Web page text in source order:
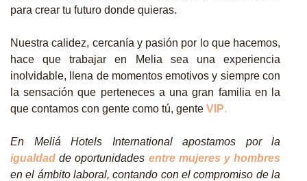
para crear tu futuro donde quieras.
Nuestra calidez, cercanía y pasión por lo que hacemos,
hace que trabajar en Melia sea una experiencia
inolvidable, llena de momentos emotivos y siempre con
la sensación que perteneces a una gran familia en la
que contamos con gente como tú, gente VIP.
En Meliá Hotels International apostamos por la
igualdadde oportunidades entre mujeres y hombres
en el ámbito laboral, contando con el compromiso de la